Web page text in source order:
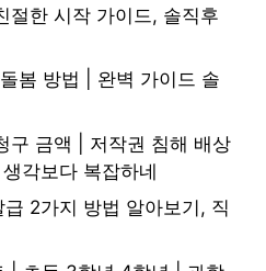
절한 시작 가이드, 솔직후
봄 방법 | 완벽 가이드 솔
구 금액 | 저작권 침해 배상
각보다 복잡하네
2가지 방법 알아보기, 직